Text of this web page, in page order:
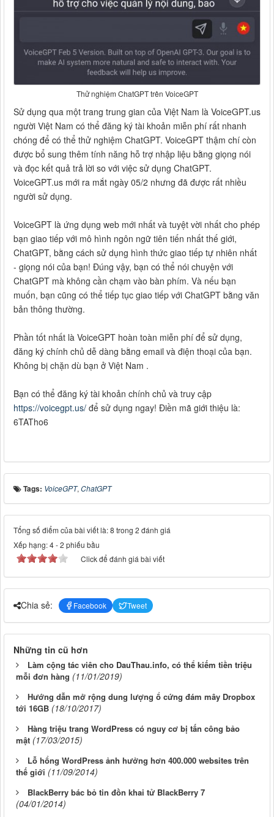
Thử nghiệm ChatGPT trên VoiceGPT
Sử dụng qua một trang trung gian của Việt Nam là VoiceGPT.us
người Việt Nam có thể đăng ký tài khoản miễn phí rất nhanh
chóng để có thể thử nghiệm ChatGPT. VoiceGPT thậm chí còn
được bổ sung thêm tính năng hỗ trợ nhập liệu bằng giọng nói
và đọc kết quả trả lời so với việc sử dụng ChatGPT.
VoiceGPT.us mới ra mắt ngày 05/2 nhưng đã được rất nhiều
người sử dụng.
VoiceGPT là ứng dụng web mới nhất và tuyệt vời nhất cho phép
bạn giao tiếp với mô hình ngôn ngữ tiên tiến nhất thế giới,
ChatGPT, bằng cách sử dụng hình thức giao tiếp tự nhiên nhất
- giọng nói của bạn! Đúng vậy, bạn có thể nói chuyện với
ChatGPT mà không cần chạm vào bàn phím. Và nếu bạn
muốn, bạn cũng có thể tiếp tục giao tiếp với ChatGPT bằng văn
bản thông thường.
Phần tốt nhất là VoiceGPT hoàn toàn miễn phí để sử dụng,
đăng ký chính chủ dễ dàng bằng email và điện thoại của bạn.
Không bị chặn dù bạn ở Việt Nam .
Bạn có thể đăng ký tài khoản chính chủ và truy cập
https://voicegpt.us/ để sử dụng ngay! Điền mã giới thiệu là:
6TATho6
Tags: VoiceGPT, ChatGPT
Tổng số điểm của bài viết là: 8 trong 2 đánh giá
Xếp hạng:4-2 phiếu bầu
Click để đánh giá bài viết
Chia sẻ: Facebook Tweet
Những tin cũ hơn
Làm cộng tác viên cho DauThau.info, có thể kiếm tiền triệu
mỗi đơn hàng (11/01/2019)
Hướng dẫn mở rộng dung lượng ổ cứng đám mây Dropbox
tới 16GB (18/10/2017)
Hàng triệu trang WordPress có nguy cơ bị tấn công bảo
mật (17/03/2015)
Lỗ hổng WordPress ảnh hưởng hơn 400.000 websites trên
thế giới (11/09/2014)
BlackBerry bác bỏ tin đồn khai tử BlackBerry 7
(04/01/2014)